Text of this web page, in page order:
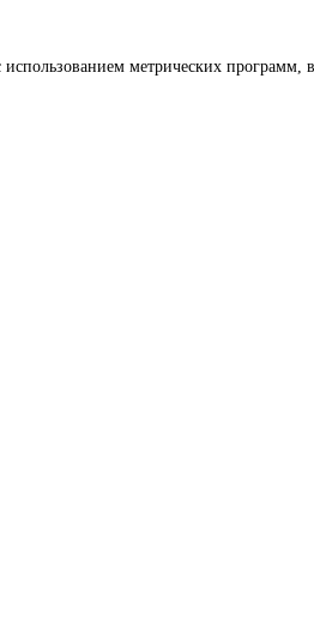
метрических программ,